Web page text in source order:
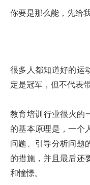
你要是那么能，先给
很多人都知道好的运
定是冠军，但不代表
教育培训行业很火的
的基本原理是，一个
问题、引导分析问题
的措施，并且最后还
和憧憬。